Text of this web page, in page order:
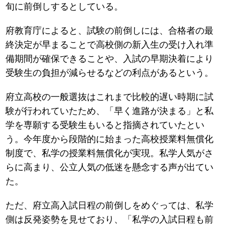
旬に前倒しするとしている。
府教育庁によると、試験の前倒しには、合格者の最
終決定が早まることで高校側の新入生の受け入れ準
備期間が確保できることや、入試の早期決着により
受験生の負担が減らせるなどの利点があるという。
府立高校の一般選抜はこれまで比較的遅い時期に試
験が行われていたため、「早く進路が決まる」と私
学を専願する受験生もいると指摘されていたとい
う。今年度から段階的に始まった高校授業料無償化
制度で、私学の授業料無償化が実現。私学人気がさ
らに高まり、公立人気の低迷を懸念する声が出てい
た。
ただ、府立高入試日程の前倒しをめぐっては、私学
側は反発姿勢を見せており、「私学の入試日程も前